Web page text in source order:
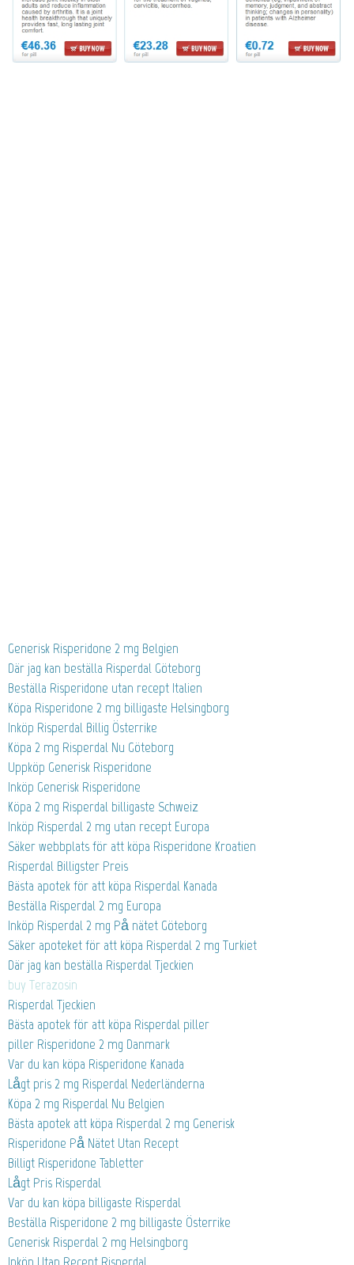
Generisk Risperidone 2 mg Belgien
Där jag kan beställa Risperdal Göteborg
Beställa Risperidone utan recept Italien
Köpa Risperidone 2 mg billigaste Helsingborg
Inköp Risperdal Billig Österrike
Köpa 2 mg Risperdal Nu Göteborg
Uppköp Generisk Risperidone
Inköp Generisk Risperidone
Köpa 2 mg Risperdal billigaste Schweiz
Inköp Risperdal 2 mg utan recept Europa
Säker webbplats för att köpa Risperidone Kroatien
Risperdal Billigster Preis
Bästa apotek för att köpa Risperdal Kanada
Beställa Risperdal 2 mg Europa
Inköp Risperdal 2 mg På nätet Göteborg
Säker apoteket för att köpa Risperdal 2 mg Turkiet
Där jag kan beställa Risperdal Tjeckien
buy Terazosin
Risperdal Tjeckien
Bästa apotek för att köpa Risperdal piller
piller Risperidone 2 mg Danmark
Var du kan köpa Risperidone Kanada
Lågt pris 2 mg Risperdal Nederländerna
Köpa 2 mg Risperdal Nu Belgien
Bästa apotek att köpa Risperdal 2 mg Generisk
Risperidone På Nätet Utan Recept
Billigt Risperidone Tabletter
Lågt Pris Risperdal
Var du kan köpa billigaste Risperdal
Beställa Risperidone 2 mg billigaste Österrike
Generisk Risperdal 2 mg Helsingborg